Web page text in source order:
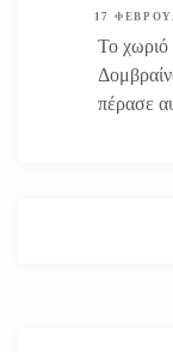
17
Το χωριό
πέρασε